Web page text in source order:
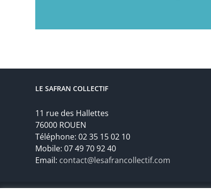
LE SAFRAN COLLECTIF
11 rue des Hallettes
76000 ROUEN
Téléphone: 02 35 15 02 10
Mobile: 07 49 70 92 40
Email: contact@lesafrancollectif.com